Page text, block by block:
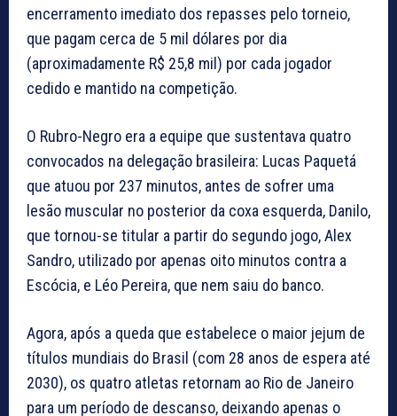
encerramento imediato dos repasses pelo torneio,
que pagam cerca de 5 mil dólares por dia
(aproximadamente R$ 25,8 mil) por cada jogador
cedido e mantido na competição.
O Rubro-Negro era a equipe que sustentava quatro
convocados na delegação brasileira: Lucas Paquetá
que atuou por 237 minutos, antes de sofrer uma
lesão muscular no posterior da coxa esquerda, Danilo,
que tornou-se titular a partir do segundo jogo, Alex
Sandro, utilizado por apenas oito minutos contra a
Escócia, e Léo Pereira, que nem saiu do banco.
Agora, após a queda que estabelece o maior jejum de
títulos mundiais do Brasil (com 28 anos de espera até
2030), os quatro atletas retornam ao Rio de Janeiro
para um período de descanso, deixando apenas o